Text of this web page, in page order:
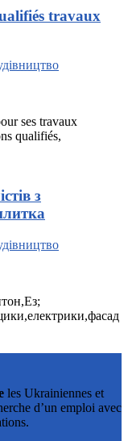
travaux
ses travaux
qualifiés,
з
les Ukrainiennes et
d’un emploi avec